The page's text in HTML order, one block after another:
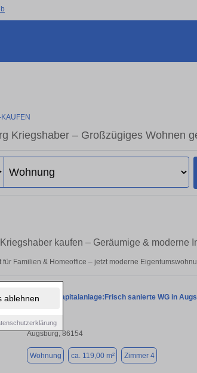
ablehnen
Kriegshaber – Großzügiges Wohnen
kaufen – Geräumige & moderne
Familien & Homeoffice – jetzt moderne
Sorglos-Kapitalanlage:Frisch sanierte WG in
Augsburg, 86154
Wohnung ca. 119,00 m² Zimmer 4